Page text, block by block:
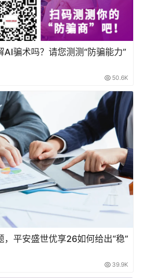
AI骗术吗？请您测测“防骗能力”
50.6K
，平安盛世优享26如何给出“稳”
39.9K